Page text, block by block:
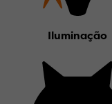
Iluminação